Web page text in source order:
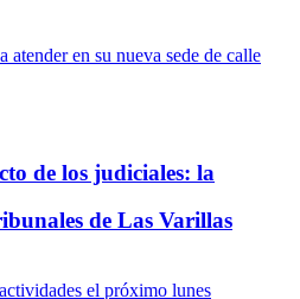
de los judiciales: la
de Las Varillas